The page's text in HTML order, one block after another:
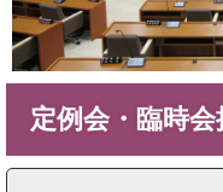
定例会・臨時